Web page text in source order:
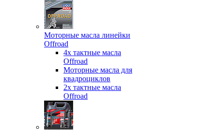
Моторные масла линейки
Offroad
4х тактные масла
Offroad
Моторные масла для
квадроциклов
2х тактные масла
Offroad